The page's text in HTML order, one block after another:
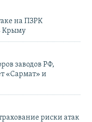
на ПЗРК
Крыму
заводов РФ,
«Сармат» и
риски атак